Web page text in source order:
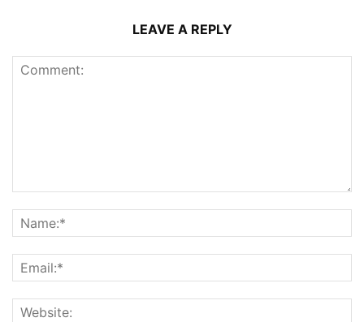
LEAVE A REPLY